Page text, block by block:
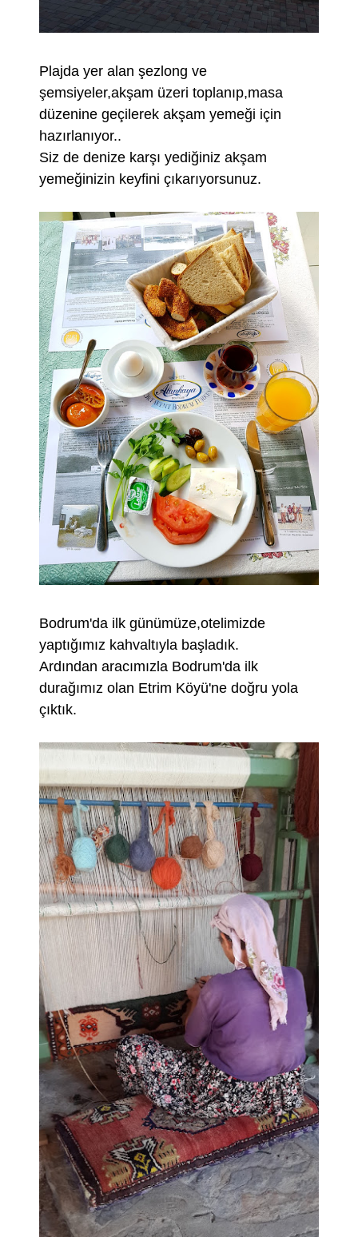
Plajda yer alan şezlong ve
şemsiyeler,akşam üzeri toplanıp,masa
düzenine geçilerek akşam yemeği için
hazırlanıyor..
Siz de denize karşı yediğiniz akşam
yemeğinizin keyfini çıkarıyorsunuz.
Bodrum'da ilk günümüze,otelimizde
yaptığımız kahvaltıyla başladık.
Ardından aracımızla Bodrum'da ilk
durağımız olan Etrim Köyü'ne doğru yola
çıktık.